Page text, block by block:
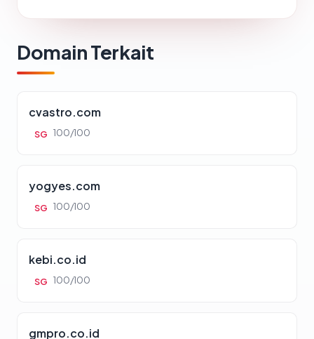
Domain Terkait
cvastro.com
SG 100/100
yogyes.com
SG 100/100
kebi.co.id
SG 100/100
gmpro.co.id